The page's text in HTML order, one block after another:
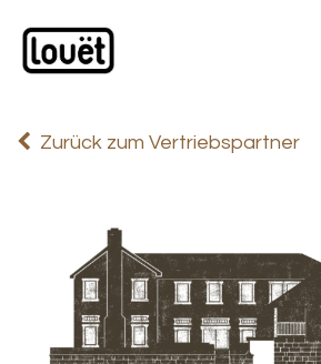
Zurück zum Vertriebspartner